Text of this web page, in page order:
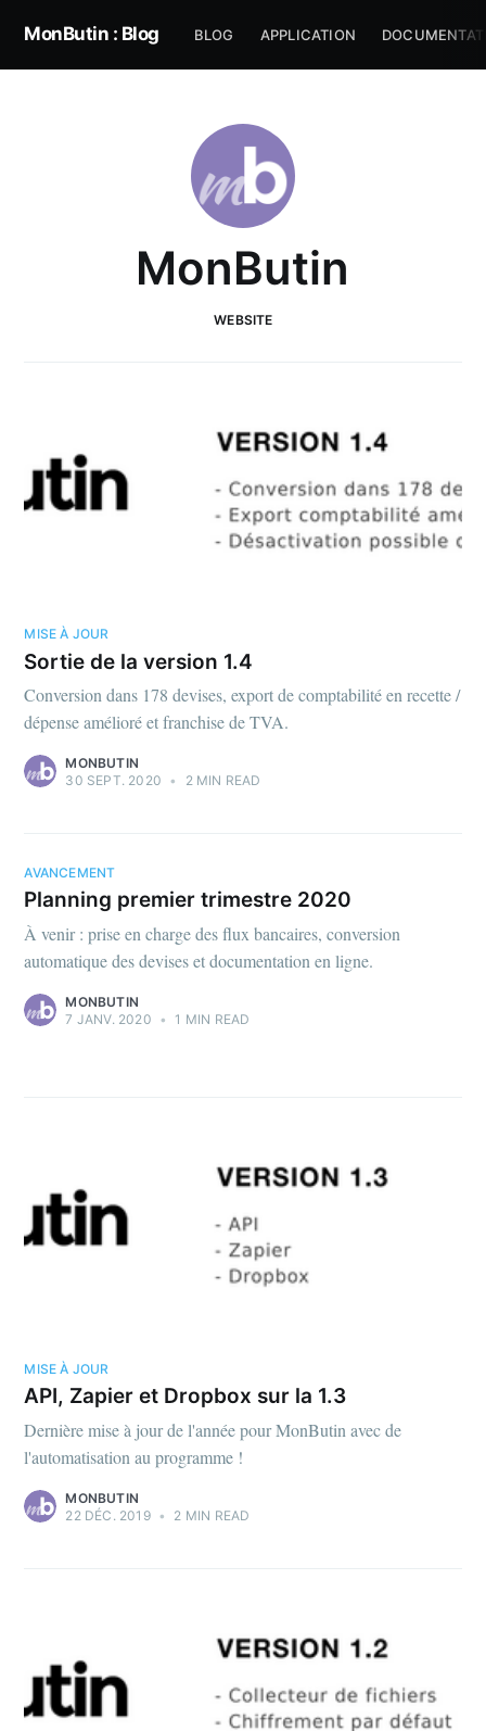
MonButin : Blog BLOG APPLICATION
MonButin
WEBSITE
MISE À JOUR
Sortie de la version 1.4
Conversion dans 178 devises, export de comptabilité en recette /
dépense amélioré et franchise de TVA.
MONBUTIN
30 SEPT. 2020 • 2 MIN READ
AVANCEMENT
Planning premier trimestre 2020
À venir : prise en charge des flux bancaires, conversion
automatique des devises et documentation en ligne.
MONBUTIN
7 JANV. 2020 • 1 MIN READ
MISE À JOUR
API, Zapier et Dropbox sur la 1.3
Dernière mise à jour de l'année pour MonButin avec de
l'automatisation au programme !
MONBUTIN
22 DÉC. 2019 • 2 MIN READ